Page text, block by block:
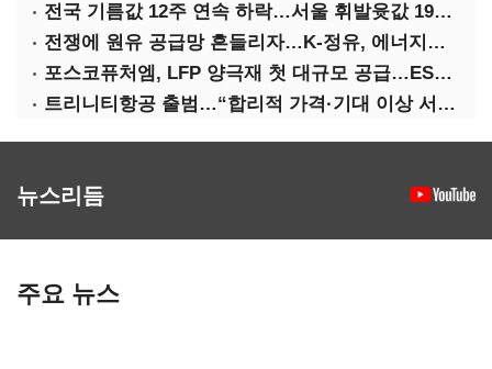
전국 기름값 12주 연속 하락…서울 휘발윳값 1909원
전쟁에 원유 공급망 흔들리자…K-정유, 에너지안보 핵심으로 재부상
포스코퓨처엠, LFP 양극재 첫 대규모 공급…ESS 시장 공략
트리니티항공 출범…“합리적 가격·기대 이상 서비스로 승부”
뉴스리듬
주요 뉴스